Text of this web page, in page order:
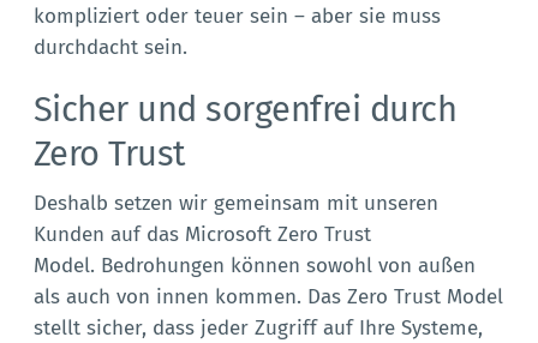
kompliziert oder teuer sein – aber sie muss
durchdacht sein.
Sicher und sorgenfrei durch
Zero Trust
Deshalb setzen wir gemeinsam mit unseren
Kunden auf das Microsoft Zero Trust
Model. Bedrohungen können sowohl von außen
als auch von innen kommen. Das Zero Trust Model
stellt sicher, dass jeder Zugriff auf Ihre Systeme,